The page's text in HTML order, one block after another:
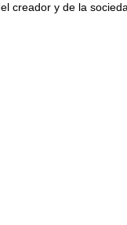
creador y de la